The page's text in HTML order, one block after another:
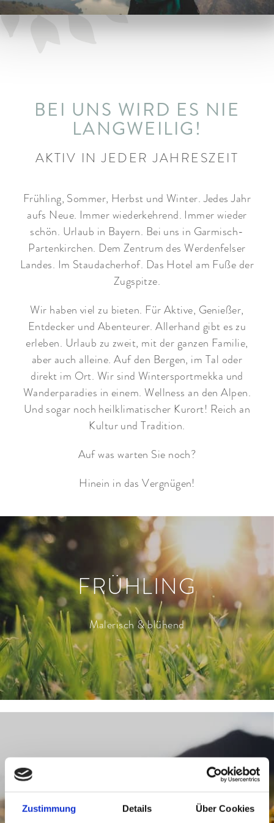
Zustimmung Details Über Cookies
ARRANGEMENTS
BEI UNS WIRD ES NIE
LANGWEILIG!
AKTIV IN JEDER JAHRESZEIT
Frühling, Sommer, Herbst und Winter. Jedes Jahr
aufs Neue. Immer wiederkehrend. Immer wieder
schön. Urlaub in Bayern. Bei uns in Garmisch-
Partenkirchen. Dem Zentrum des Werdenfelser
Landes. Im Staudacherhof. Das Hotel am Fuße der
Zugspitze.
Wir haben viel zu bieten. Für Aktive, Genießer,
Entdecker und Abenteurer. Allerhand gibt es zu
erleben. Urlaub zu zweit, mit der ganzen Familie,
aber auch alleine. Auf den Bergen, im Tal oder
direkt im Ort. Wir sind Wintersportmekka und
Wanderparadies in einem. Wellness an den Alpen.
Und sogar noch heilklimatischer Kurort! Reich an
Kultur und Tradition.
Auf was warten Sie noch?
Hinein in das Vergnügen!
FRÜHLING
Malerisch & blühend
SOMMERHOCH